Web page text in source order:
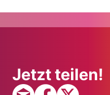
Jetzt teilen!